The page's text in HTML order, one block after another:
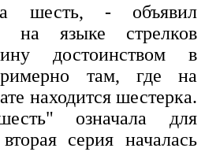
шесть, - объявил
на языке стрелков
достоинством в
там, где на
находится шестерка.
означала для
серия началась